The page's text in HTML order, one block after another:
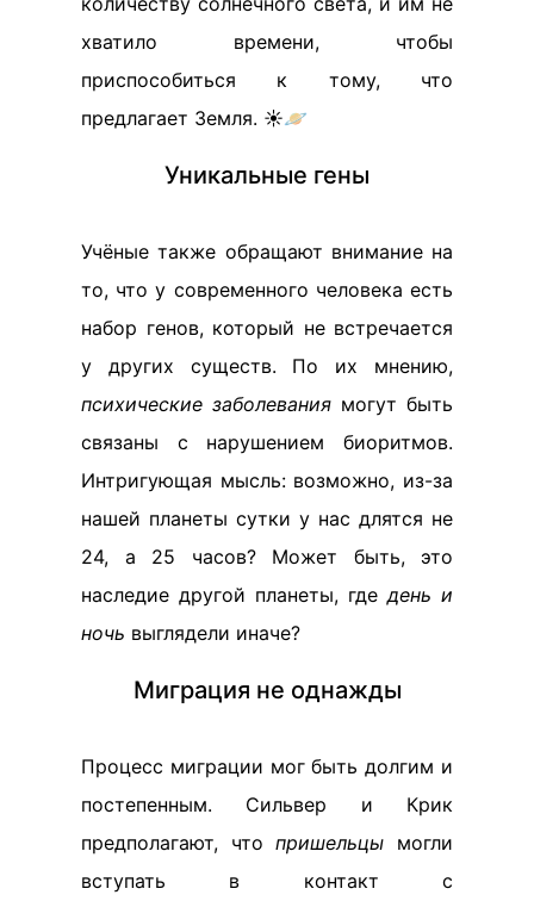
хватило времени, чтобы
приспособиться к тому, что
предлагает Земля. ☀️🪐
Уникальные гены
Учёные также обращают внимание на
то, что у современного человека есть
набор генов, который не встречается
у других существ. По их мнению,
психические заболевания могут быть
связаны с нарушением биоритмов.
Интригующая мысль: возможно, из-за
нашей планеты сутки у нас длятся не
24, а 25 часов? Может быть, это
наследие другой планеты, где день и
ночь выглядели иначе?
Миграция не однажды
Процесс миграции мог быть долгим и
постепенным. Сильвер и Крик
предполагают, чтопришельцы могли
вступать в контакт с